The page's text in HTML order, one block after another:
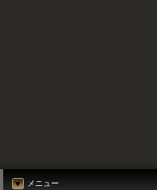
メニュー